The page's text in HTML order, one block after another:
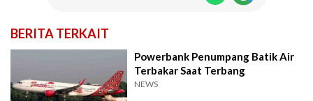
BERITA TERKAIT
Powerbank Penumpang Batik Air
Terbakar Saat Terbang
NEWS